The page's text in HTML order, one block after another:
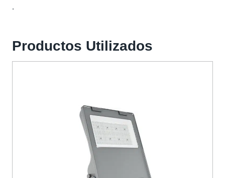
.
Productos Utilizados